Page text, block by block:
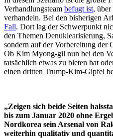
Verhandlungsteam befugt ist,
verhandeln. Bei den bisherigen
Fall. Dort lag der Schwerpunkt
den Themen Denuklearisierung,
sondern auf der Vorbereitung der
Ob Kim Myong-gil nun bei den
tatsächlich etwas zu bieten hat
einen dritten Trump-Kim-Gipfel
„Zeigen sich beide Seiten
bis zum Januar 2020 ohne
Nordkorea sein Arsenal von
weiterhin qualitativ und